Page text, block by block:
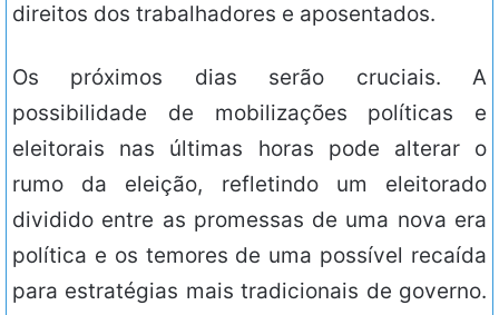
direitos dos trabalhadores e aposentados.
Os próximos dias serão cruciais. A
possibilidade de mobilizações políticas e
eleitorais nas últimas horas pode alterar o
rumo da eleição, refletindo um eleitorado
dividido entre as promessas de uma nova era
política e os temores de uma possível recaída
para estratégias mais tradicionais de governo.